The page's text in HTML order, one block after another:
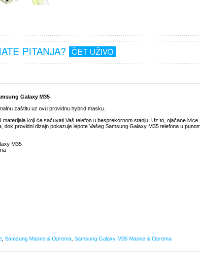
PITANJA? ČET UŽIVO
Galaxy M35
zaštitu uz ovu providnu hybrid masku.
koji će sačuvati Vaš telefon u besprekornom stanju. Uz to, ojačane ivice
dok providni dizajn pokazuje lepote Vašeg Samsung Galaxy M35 telefona u
M35
Samsung Maske & Oprema Samsung Galaxy M35 Maske & Oprema